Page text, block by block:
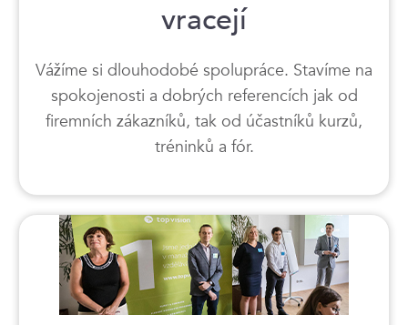
vracejí
Vážíme si dlouhodobé spolupráce. Stavíme na
spokojenosti a dobrých referencích jak od
firemních zákazníků, tak od účastníků kurzů,
tréninků a fór.